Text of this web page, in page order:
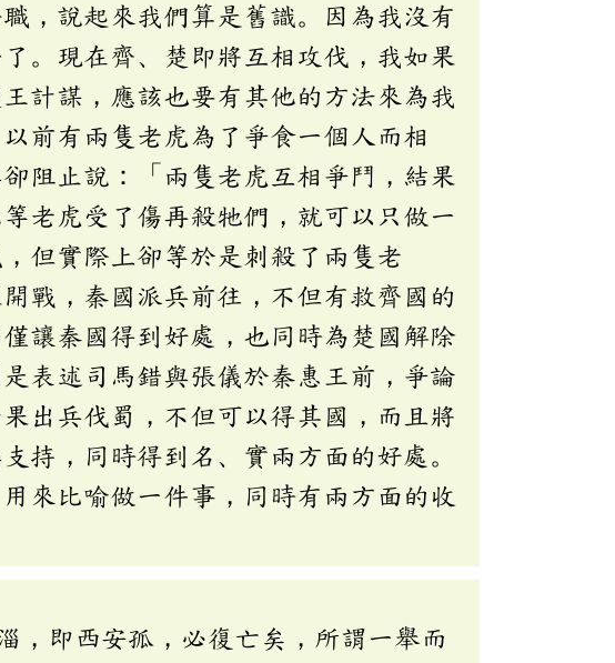
，說起來我們算是舊識。因為我沒有
。現在齊、楚即將互相攻伐，我如果
計謀，應該也要有其他的方法來為我
前有兩隻老虎為了爭食一個人而相
阻止說：「兩隻老虎互相爭鬥，結果
老虎受了傷再殺牠們，就可以只做一
但實際上卻等於是刺殺了兩隻老
戰，秦國派兵前往，不但有救齊國的
讓秦國得到好處，也同時為楚國解除
表述司馬錯與張儀於秦惠王前，爭論
出兵伐蜀，不但可以得其國，而且將
持，同時得到名、實兩方面的好處。
來比喻做一件事，同時有兩方面的收
，即西安孤，必復亡矣，所謂一舉而